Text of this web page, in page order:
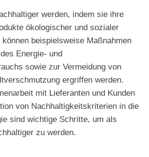
werden, indem sie ihre
ökologischer und sozialer
beispielsweise Maßnahmen
Energie- und
sowie zur Vermeidung von
ergriffen werden.
mit Lieferanten und Kunden
von Nachhaltigkeitskriterien in die
sind wichtige Schritte, um als
zu werden.